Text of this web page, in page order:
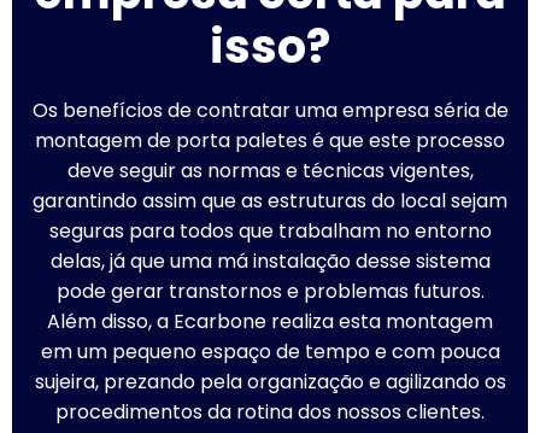
isso?
Os benefícios de contratar uma empresa séria de
montagem de porta paletes é que este processo
deve seguir as normas e técnicas vigentes,
garantindo assim que as estruturas do local sejam
seguras para todos que trabalham no entorno
delas, já que uma má instalação desse sistema
pode gerar transtornos e problemas futuros.
Além disso, a Ecarbone realiza esta montagem
em um pequeno espaço de tempo e com pouca
sujeira, prezando pela organização e agilizando os
procedimentos da rotina dos nossos clientes.